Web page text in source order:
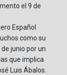
el 9 de
Español
como su
junio por un
que implica
Luis Ábalos.